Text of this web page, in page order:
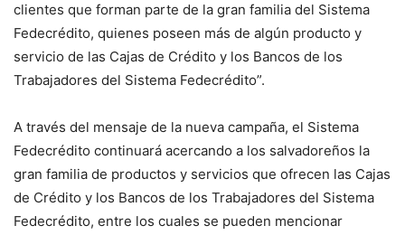
clientes que forman parte de la gran familia del Sistema
Fedecrédito, quienes poseen más de algún producto y
servicio de las Cajas de Crédito y los Bancos de los
Trabajadores del Sistema Fedecrédito”.
A través del mensaje de la nueva campaña, el Sistema
Fedecrédito continuará acercando a los salvadoreños la
gran familia de productos y servicios que ofrecen las Cajas
de Crédito y los Bancos de los Trabajadores del Sistema
Fedecrédito, entre los cuales se pueden mencionar